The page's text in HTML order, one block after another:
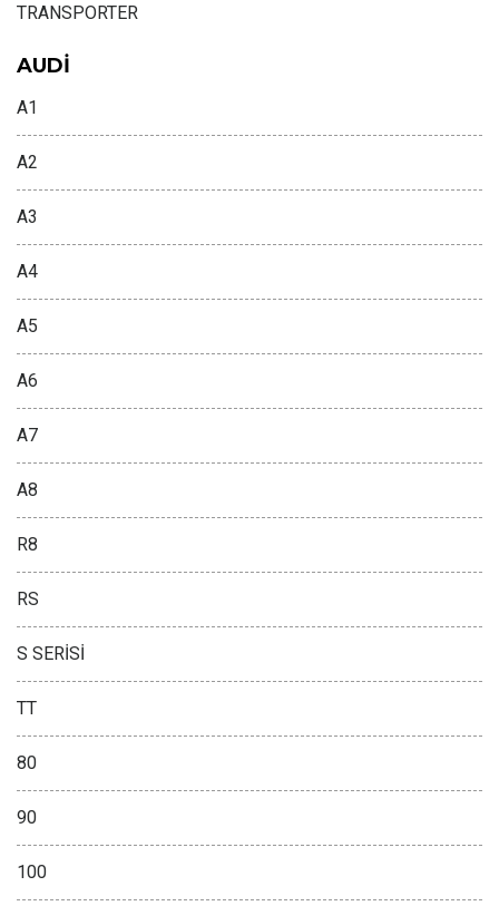
TRANSPORTER
AUDİ
A1
A2
A3
A4
A5
A6
A7
A8
R8
RS
S SERİSİ
TT
80
90
100